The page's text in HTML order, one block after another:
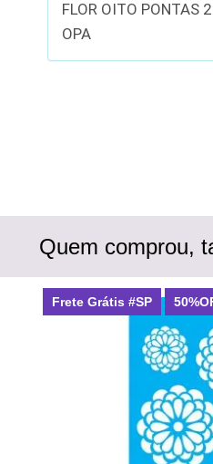
FLOR OITO PONTAS
OPA
Quem comprou,
Frete Grátis #SP